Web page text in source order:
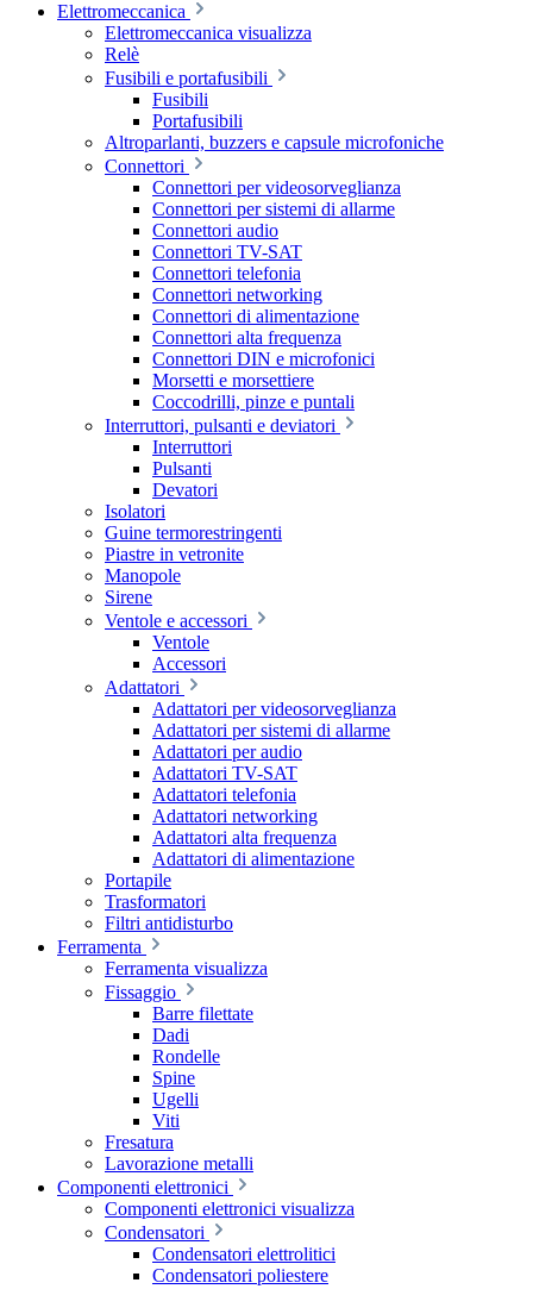
Elettromeccanica
Elettromeccanica visualizza
Relè
Fusibili e portafusibili
Fusibili
Portafusibili
Altroparlanti, buzzers e capsule microfoniche
Connettori
Connettori per videosorveglianza
Connettori per sistemi di allarme
Connettori audio
Connettori TV-SAT
Connettori telefonia
Connettori networking
Connettori di alimentazione
Connettori alta frequenza
Connettori DIN e microfonici
Morsetti e morsettiere
Coccodrilli, pinze e puntali
Interruttori, pulsanti e deviatori
Interruttori
Pulsanti
Devatori
Isolatori
Guine termorestringenti
Piastre in vetronite
Manopole
Sirene
Ventole e accessori
Ventole
Accessori
Adattatori
Adattatori per videosorveglianza
Adattatori per sistemi di allarme
Adattatori per audio
Adattatori TV-SAT
Adattatori telefonia
Adattatori networking
Adattatori alta frequenza
Adattatori di alimentazione
Portapile
Trasformatori
Filtri antidisturbo
Ferramenta
Ferramenta visualizza
Fissaggio
Barre filettate
Dadi
Rondelle
Spine
Ugelli
Viti
Fresatura
Lavorazione metalli
Componenti elettronici
Componenti elettronici visualizza
Condensatori
Condensatori elettrolitici
Condensatori poliestere